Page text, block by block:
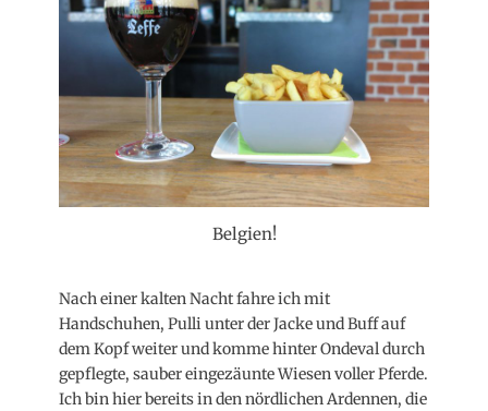
Belgien!
Nach einer kalten Nacht fahre ich mit
Handschuhen, Pulli unter der Jacke und Buff auf
dem Kopf weiter und komme hinter Ondeval durch
gepflegte, sauber eingezäunte Wiesen voller Pferde.
Ich bin hier bereits in den nördlichen Ardennen, die